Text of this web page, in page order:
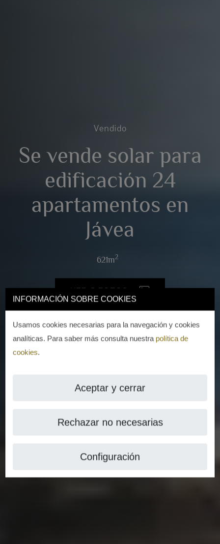
INFORMACIÓN SOBRE COOKIES
Usamos cookies necesarias para la navegación y cookies
analíticas. Para saber más consulta nuestra política de
cookies.
Aceptar y cerrar
Rechazar no necesarias
Configuración
Vendido
Se vende solar para
edificación 24
apartamentos en
Jávea
621m2
VER 7 FOTOS